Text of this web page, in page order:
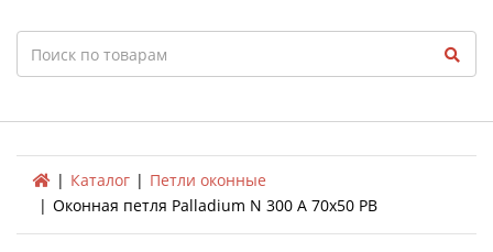
Search
Каталог
Петли оконные
Оконная петля Palladium N 300 А 70х50 PВ